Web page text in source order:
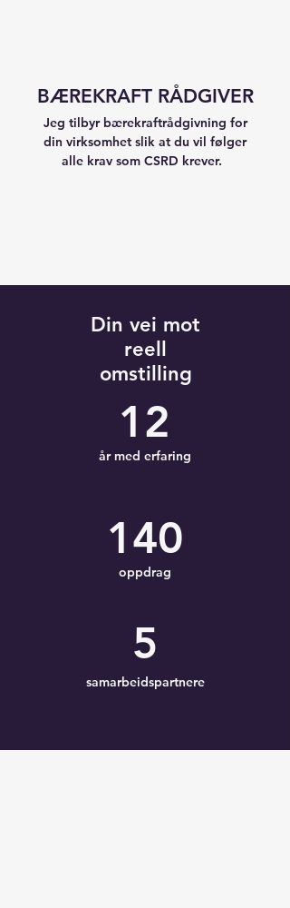
BÆREKRAFT RÅDGIVER
Jeg tilbyr bærekraftrådgivning for
din virksomhet slik at du vil følger
alle krav som CSRD krever.
Din vei mot
reell
omstilling
12
år med erfaring
140
oppdrag
5
samarbeidspartnere